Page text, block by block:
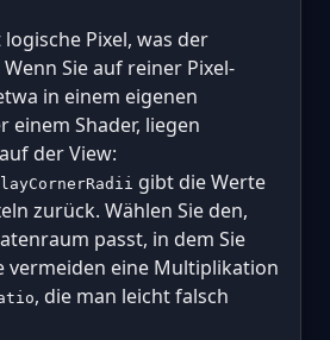
Pixel, was der
Sie auf reiner Pixel-
in einem eigenen
einem Shader, liegen
der View:
gibt die Werte
zurück. Wählen Sie den,
passt, in dem Sie
vermeiden eine Multiplikation
, die man leicht falsch